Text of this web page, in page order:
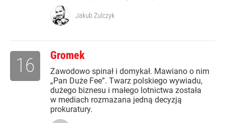
Jakub Żulczyk
Gromek
Zawodowo spinał i domykał. Mawiano o nim
„Pan Duże Fee”. Twarz polskiego wywiadu,
dużego biznesu i małego lotnictwa została
w mediach rozmazana jedną decyzją
prokuratury.
16